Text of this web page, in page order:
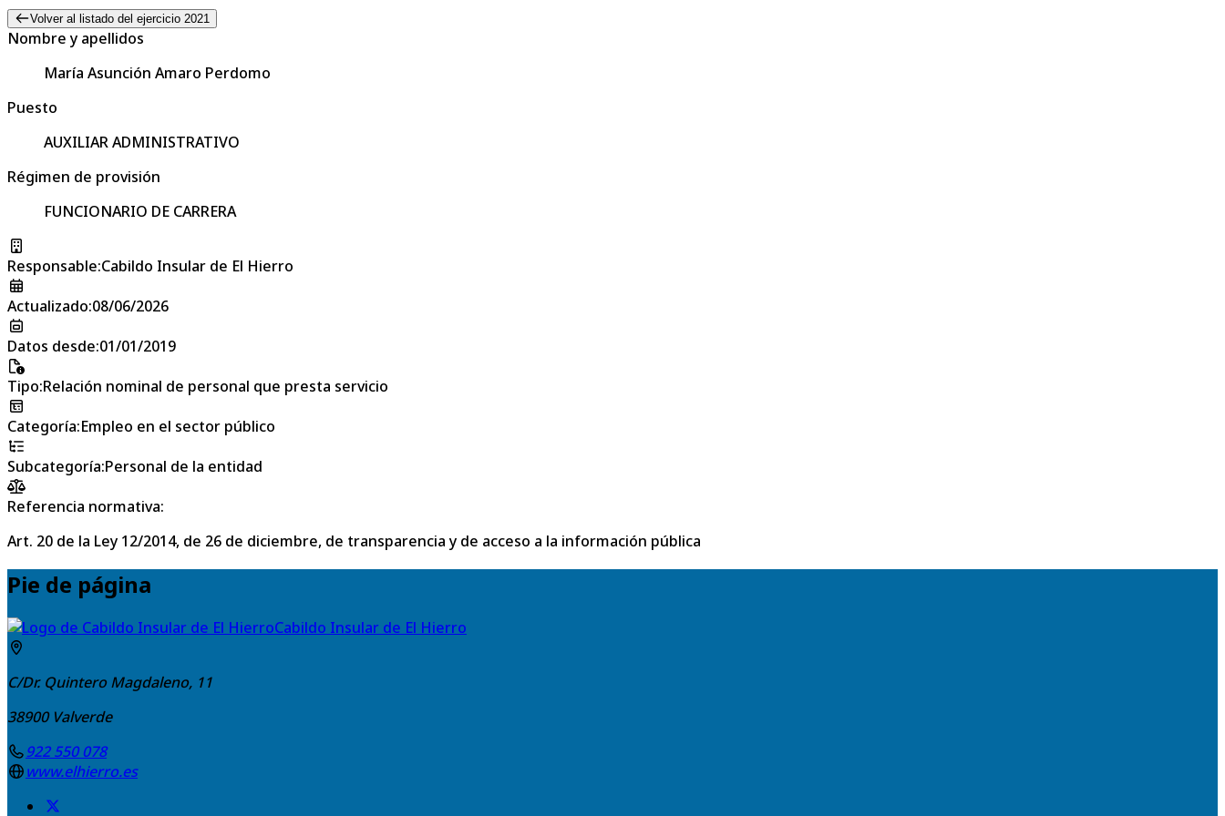
Volver al listado del ejercicio 2021
Nombre y apellidos
María Asunción Amaro Perdomo
Puesto
AUXILIAR ADMINISTRATIVO
Régimen de provisión
FUNCIONARIO DE CARRERA
Responsable:Cabildo Insular de El Hierro
Actualizado:08/06/2026
Datos desde:01/01/2019
Tipo:Relación nominal de personal que presta servicio
Categoría:Empleo en el sector público
Subcategoría:Personal de la entidad
Referencia normativa:
Art. 20 de la Ley 12/2014, de 26 de diciembre, de transparencia y de acceso a la información pública
Pie de página
Cabildo Insular de El Hierro
C/Dr. Quintero Magdaleno, 11
38900 Valverde
922 550 078
www.elhierro.es